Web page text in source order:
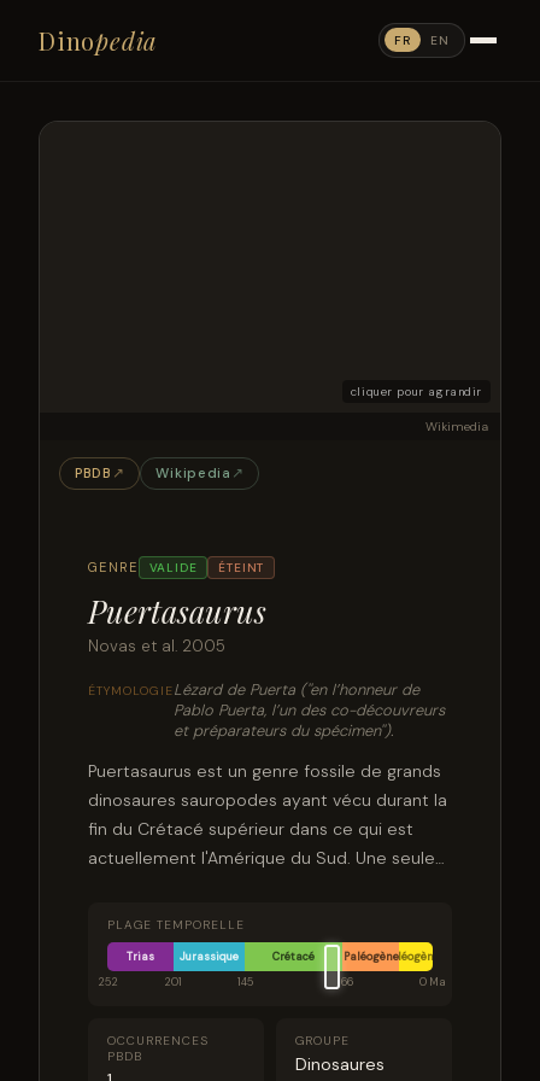
Dinopedia FR EN
GENRE VALIDE ÉTEINT
Puertasaurus
Novas et al. 2005
ÉTYMOLOGIELézard de Puerta (''en l’honneur de
Pablo Puerta, l’un des co-découvreurs
et préparateurs du spécimen'').
Puertasaurus est un genre fossile de grands
dinosaures sauropodes ayant vécu durant la
fin du Crétacé supérieur dans ce qui est
actuellement l'Amérique du Sud. Une seule
récupéré dans des roches sédimentaires de
la formation de Cerro Fortaleza, situé dans le
Maastrichtien. Le taxon est nommé en
PLAGE TEMPORELLE
Trias Jurassique Crétacé PaléogèneNéogène
252
201 145 66 0 Ma
OCCURRENCES
PBDB
GROUPE
Dinosaures
cliquer pour agrandir
Wikimedia
PBDB ↗ Wikipedia ↗